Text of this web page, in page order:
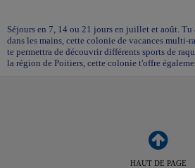
Séjours en 7, 14 ou 21 jours en juillet et août. Tu
dans les mains, cette colonie de vacances multi-
te permettra de découvrir différents sports de
la région de Poitiers, cette colonie t'offre
HAUT DE PAGE